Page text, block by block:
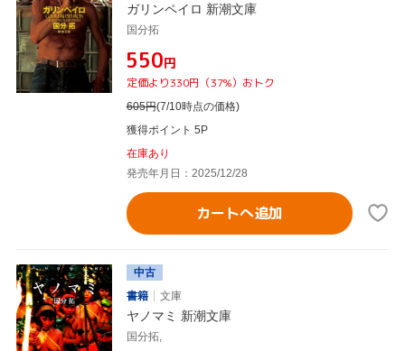
ガリンペイロ 新潮文庫
国分拓
¥550円
定価より330円（37%）おトク
605円(7/10時点の価格)
獲得ポイント 5P
在庫あり
発売年月日：2025/12/28
カートへ追加
中古
書籍
文庫
ヤノマミ 新潮文庫
国分拓,